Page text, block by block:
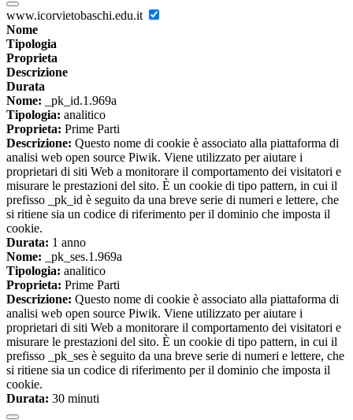
www.icorvietobaschi.edu.it
Nome
Tipologia
Proprieta
Descrizione
Durata
Nome: _pk_id.1.969a
Tipologia: analitico
Proprieta: Prime Parti
Descrizione: Questo nome di cookie è associato alla piattaforma di
analisi web open source Piwik. Viene utilizzato per aiutare i
proprietari di siti Web a monitorare il comportamento dei visitatori e
misurare le prestazioni del sito. È un cookie di tipo pattern, in cui il
prefisso _pk_id è seguito da una breve serie di numeri e lettere, che
si ritiene sia un codice di riferimento per il dominio che imposta il
cookie.
Durata: 1 anno
Nome: _pk_ses.1.969a
Tipologia: analitico
Proprieta: Prime Parti
Descrizione: Questo nome di cookie è associato alla piattaforma di
analisi web open source Piwik. Viene utilizzato per aiutare i
proprietari di siti Web a monitorare il comportamento dei visitatori e
misurare le prestazioni del sito. È un cookie di tipo pattern, in cui il
prefisso _pk_ses è seguito da una breve serie di numeri e lettere, che
si ritiene sia un codice di riferimento per il dominio che imposta il
cookie.
Durata: 30 minuti